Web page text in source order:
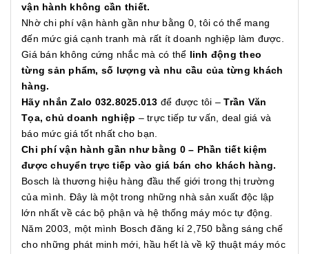
vận hành không cần thiết.
Nhờ chi phí vận hành gần như bằng 0, tôi có thể mang
đến mức giá cạnh tranh mà rất ít doanh nghiệp làm được.
Giá bán không cứng nhắc mà có thể linh động theo
từng sản phẩm, số lượng và nhu cầu của từng khách
hàng.
Hãy nhắn Zalo 032.8025.013 để được tôi –Trần Văn
Tọa, chủ doanh nghiệp – trực tiếp tư vấn, deal giá và
báo mức giá tốt nhất cho bạn.
Chi phí vận hành gần như bằng 0 – Phần tiết kiệm
được chuyển trực tiếp vào giá bán cho khách hàng.
Bosch là thương hiệu hàng đầu thế giới trong thị trường
của mình. Đây là một trong những nhà sản xuất độc lập
lớn nhất về các bộ phận và hệ thống máy móc tự động.
Năm 2003, một mình Bosch đăng kí 2,750 bằng sáng chế
cho những phát minh mới, hầu hết là về kỹ thuật máy móc